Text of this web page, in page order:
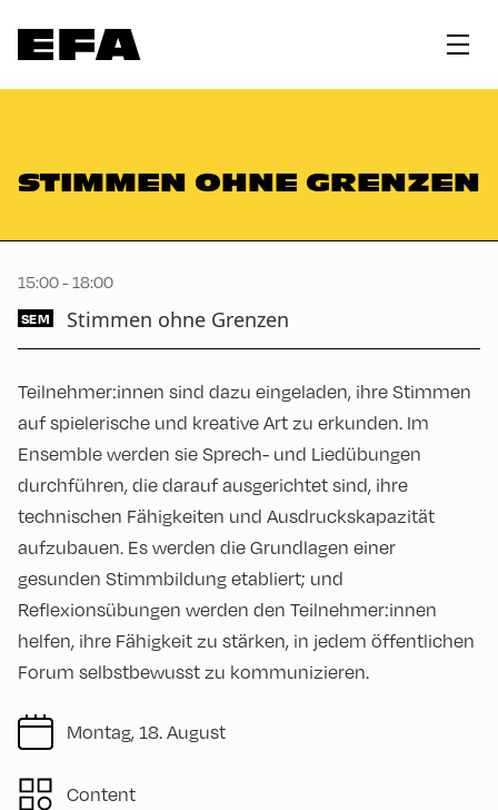
STIMMEN OHNE GRENZEN
15:00 - 18:00
SEM Stimmen ohne Grenzen
Montag, 18. August
Content
Teilnehmer:innen sind dazu eingeladen, ihre Stimmen
auf spielerische und kreative Art zu erkunden. Im
Ensemble werden sie Sprech- und Liedübungen
durchführen, die darauf ausgerichtet sind, ihre
technischen Fähigkeiten und Ausdruckskapazität
aufzubauen. Es werden die Grundlagen einer
gesunden Stimmbildung etabliert; und
Reflexionsübungen werden den Teilnehmer:innen
helfen, ihre Fähigkeit zu stärken, in jedem öffentlichen
Forum selbstbewusst zu kommunizieren.